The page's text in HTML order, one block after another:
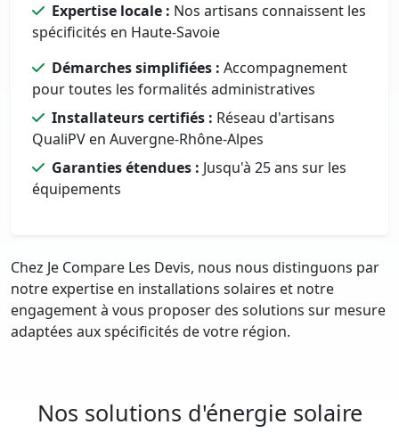
Expertise locale : Nos artisans connaissent les
spécificités en Haute-Savoie
Démarches simplifiées : Accompagnement
pour toutes les formalités administratives
Installateurs certifiés : Réseau d'artisans
QualiPV en Auvergne-Rhône-Alpes
Garanties étendues : Jusqu'à 25 ans sur les
équipements
Chez Je Compare Les Devis, nous nous distinguons par
notre expertise en installations solaires et notre
engagement à vous proposer des solutions sur mesure
adaptées aux spécificités de votre région.
Nos solutions d'énergie solaire